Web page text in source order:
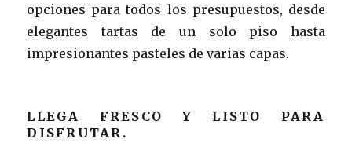
opciones para todos los presupuestos, desde
elegantes tartas de un solo piso hasta
impresionantes pasteles de varias capas.
LLEGA FRESCO Y LISTO PARA
DISFRUTAR.